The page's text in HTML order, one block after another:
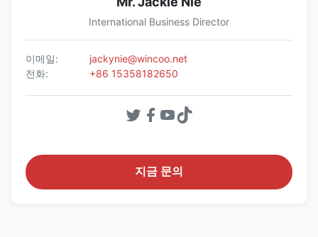
International Business Director
이메일:
jackynie@wincoo.net
전화:
+86 15358182650
지금 문의